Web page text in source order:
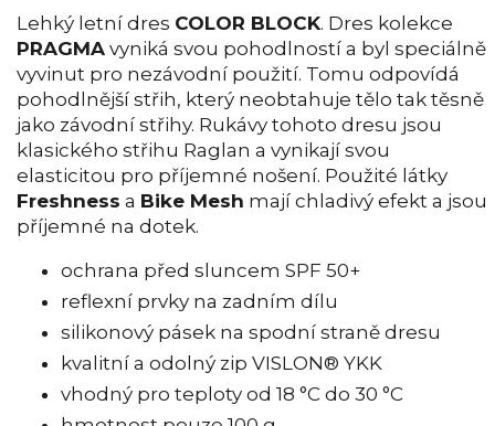
Lehký letní dres COLOR BLOCK. Dres kolekce
PRAGMA vyniká svou pohodlností a byl speciálně
vyvinut pro nezávodní použití. Tomu odpovídá
pohodlnější střih, který neobtahuje tělo tak těsně
jako závodní střihy. Rukávy tohoto dresu jsou
klasického střihu Raglan a vynikají svou
elasticitou pro příjemné nošení. Použité látky
Freshness a Bike Mesh mají chladivý efekt a jsou
příjemné na dotek.
ochrana před sluncem SPF 50+
reflexní prvky na zadním dílu
silikonový pásek na spodní straně dresu
kvalitní a odolný zip VISLON® YKK
vhodný pro teploty od 18 °C do 30 °C